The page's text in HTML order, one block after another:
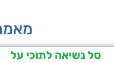
סל נשיאה לתוכי על